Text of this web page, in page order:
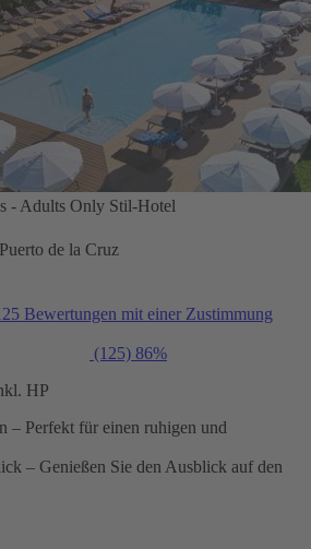
Adults Only Stil-Hotel
de la Cruz
Bewertungen mit einer Zustimmung
(125) 86%
HP
– Perfekt für einen ruhigen und
– Genießen Sie den Ausblick auf den